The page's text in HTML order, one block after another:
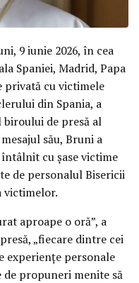
9 iunie 2026, în cea
Spaniei, Madrid, Papa
privată cu victimele
din Spania, a
de presă al
său, Bruni a
cu șase victime
de personalul Bisericii
aproape o oră”, a
„fiecare dintre cei
experiențe personale
de propuneri menite să